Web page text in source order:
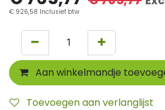
€ 926,58 Inclusief btw
Aan winkelmandje
Toevoegen aan verlanglijst